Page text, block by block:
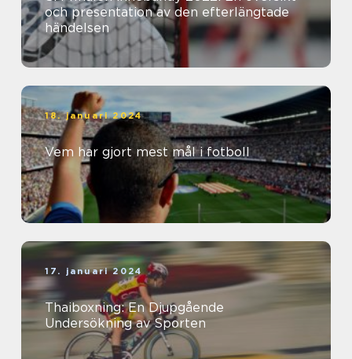
och presentation av den efterlängtade
händelsen
18. januari 2024
Vem har gjort mest mål i fotboll
17. januari 2024
Thaiboxning: En Djupgående
Undersökning av Sporten